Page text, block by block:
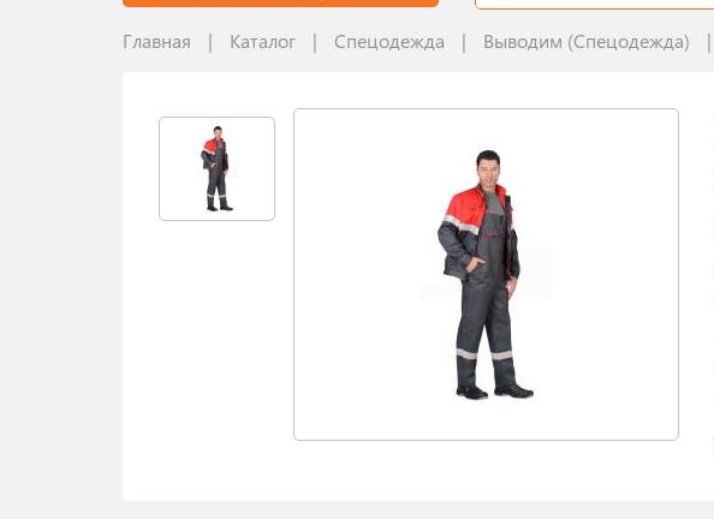
Главная Каталог Спецодежда Выводим (Спецодежда)